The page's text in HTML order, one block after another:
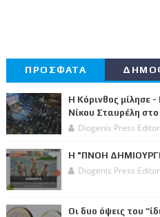
ΠΡΟΣΦΑΤΑ
Η Κόρινθος μίλησε
Νίκου Σταυρέλη
Diogenis Press Editor
Η "ΠΝΟΗ
Diogenis Press Editor
Οι δυο όψεις του